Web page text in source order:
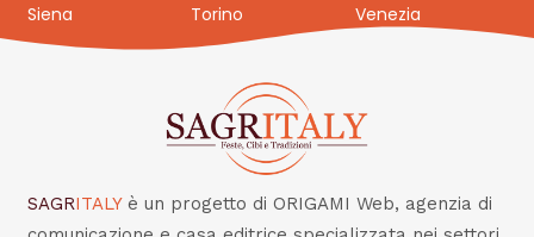
Siena
Torino Venezia
SAGRITALY è un progetto di ORIGAMI Web, agenzia di